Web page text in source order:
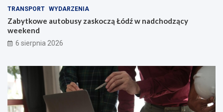
TRANSPORT WYDARZENIA
Zabytkowe autobusy zaskoczą Łódź w nadchodzący
weekend
6 sierpnia 2026